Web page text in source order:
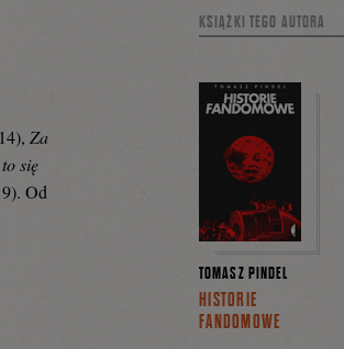
Za
się
Od
KSIĄŻKI TEGO AUTORA
TOMASZ PINDEL
HISTORIE
FANDOMOWE